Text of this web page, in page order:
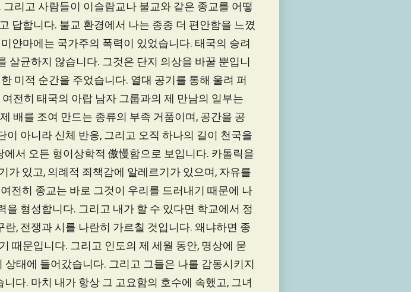
리고 사람들이 이슬람교나 불교와 같은 종교를 어떻
답합니다. 불교 환경에서 나는 종종 더 편안함을 느꼈
얀마에는 국가주의 폭력이 있었습니다. 태국의 승려
살균하지 않습니다. 그것은 단지 의상을 바꿀 뿐입니
미적 순간을 주었습니다. 열대 공기를 통해 울려 퍼
전히 태국의 아랍 남자 그룹과의 제 만남의 일부는
배를 조여 만드는 종류의 부족 거품이며, 공간을 공
아니라 신체 반응, 그리고 오직 하나의 길이 천국을
서 오든 형이상학적 傲慢함으로 보입니다. 카톨릭을
가 있고, 의례적 죄책감에 알레르기가 있으며, 자유를
전히 종교는 바로 그것이 우리를 드러내기 때문에 나
형성합니다. 그리고 내가 할 수 있다면 학교에서 정
, 전쟁과 시를 나란히 가르칠 것입니다. 왜냐하면 종
때문입니다. 그리고 인도의 제 세월 동안, 명상에 묻
태에 들어갔습니다. 그리고 그들은 나를 감동시키지
다. 마치 내가 항상 그 고요함의 호수에 속했고, 그녀